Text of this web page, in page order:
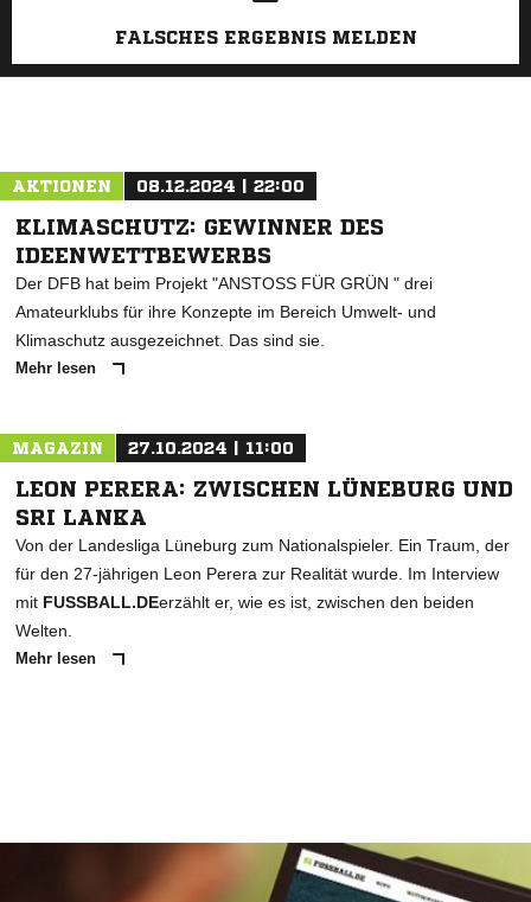
FALSCHES ERGEBNIS MELDEN
AKTIONEN 08.12.2024 | 22:00
KLIMASCHUTZ: GEWINNER DES
IDEENWETTBEWERBS
Der DFB hat beim Projekt "ANSTOSS FÜR GRÜN " drei
Amateurklubs für ihre Konzepte im Bereich Umwelt- und
Klimaschutz ausgezeichnet. Das sind sie.
Mehr lesen
MAGAZIN 27.10.2024 | 11:00
LEON PERERA: ZWISCHEN LÜNEBURG UND
SRI LANKA
Von der Landesliga Lüneburg zum Nationalspieler. Ein Traum, der
für den 27-jährigen Leon Perera zur Realität wurde. Im Interview
mit FUSSBALL.DEerzählt er, wie es ist, zwischen den beiden
Welten.
Mehr lesen